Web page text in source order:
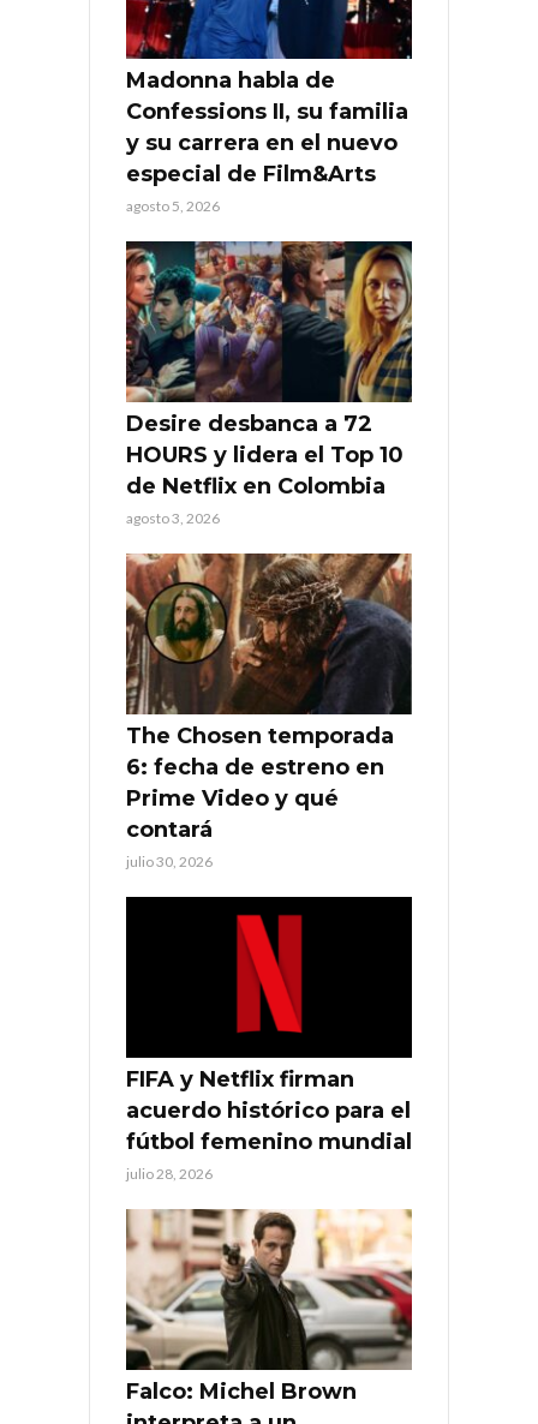
Madonna habla de
Confessions II, su familia
y su carrera en el nuevo
especial de Film&Arts
agosto 5, 2026
Desire desbanca a 72
HOURS y lidera el Top 10
de Netflix en Colombia
agosto 3, 2026
The Chosen temporada
6: fecha de estreno en
Prime Video y qué
contará
julio 30, 2026
FIFA y Netflix firman
acuerdo histórico para el
fútbol femenino mundial
julio 28, 2026
Falco: Michel Brown